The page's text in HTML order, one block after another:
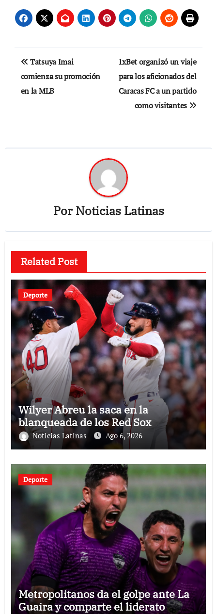
Navegación
de
entradas
Tatsuya Imai
comienza su promoción
en la MLB
1xBet organizó un viaje
para los aficionados del
Caracas FC a un partido
como visitantes
PorNoticias Latinas
Related Post
Deporte
Wilyer Abreu la saca en la
blanqueada de los Red Sox
Noticias Latinas Ago 6, 2026
Deporte
Metropolitanos da el golpe ante La
Guaira y comparte el liderato